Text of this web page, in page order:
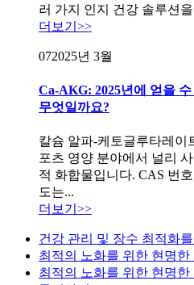
러 가지 인지 건강 솔루션
더보기>>
072025년 3월
Ca-AKG: 2025년에 얻을
무엇일까요?
칼슘 알파-케토글루타레이
포츠 영양 분야에서 널리
적 화합물입니다. CAS 번
도는...
더보기>>
건강 관리 및 장수 최적화
최적의 노화를 위한 현명
최적의 노화를 위한 현명